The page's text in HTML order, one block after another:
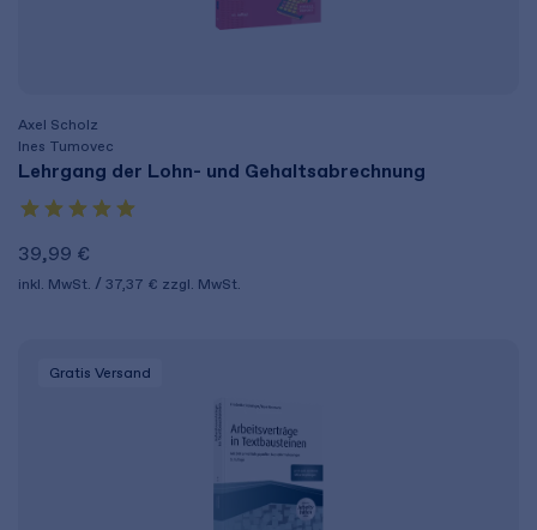
Axel Scholz
Ines Tumovec
Lehrgang der Lohn- und Gehaltsabrechnung
39,99 €
inkl. MwSt. 37,37 € zzgl. MwSt.
Gratis Versand